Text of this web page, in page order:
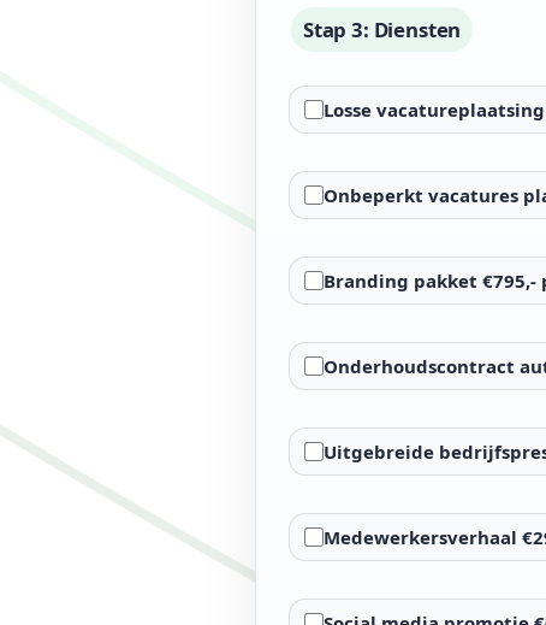
Stap 3: Diensten
Losse
Onbeperkt vacatures
Branding pakket €795,-
Onderhoudscontract
Uitgebreide
Medewerkersverhaal